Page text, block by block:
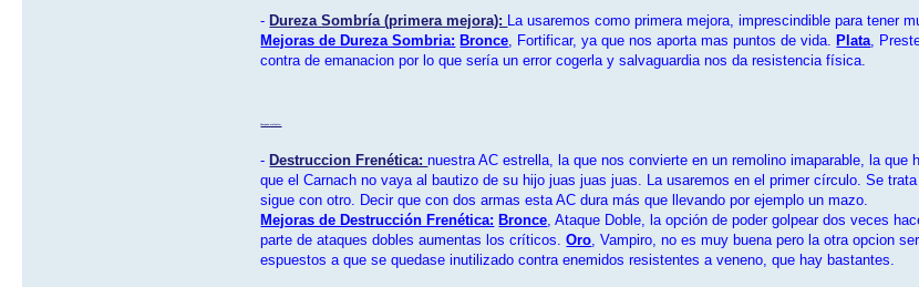
- Dureza Sombría (primera mejora): La usaremos como primera mejora, imprescindible para tener
Mejoras de Dureza Sombria: Bronce, Fortificar, ya que nos aporta mas puntos de vida. Plata,
contra de emanacion por lo que sería un error cogerla y salvaguardia nos da resistencia física.
- Destruccion Frenética:nuestra AC estrella, la que nos convierte en un remolino imaparable, la
que el Carnach no vaya al bautizo de su hijo juas juas juas. La usaremos en el primer círculo. Se
sigue con otro. Decir que con dos armas esta AC dura más que llevando por ejemplo un mazo.
Mejoras de Destrucción Frenética: Bronce, Ataque Doble, la opción de poder golpear dos veces
parte de ataques dobles aumentas los críticos.Oro, Vampiro, no es muy buena pero la otra opcion
espuestos a que se quedase inutilizado contra enemidos resistentes a veneno, que hay bastantes.